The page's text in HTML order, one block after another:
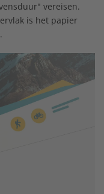
vereisen.
is het papier